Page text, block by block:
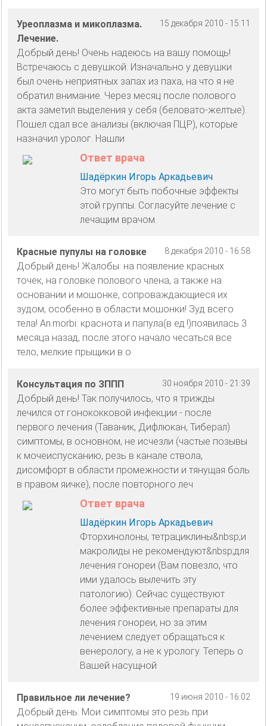
15 декабря 2010 - 15:11
Уреоплазма и микоплазма.
Лечение.
Добрый день! Очень надеюсь на вашу помощь!
Встречаюсь с девушкой. Изначально у девушки
был очень неприятных запах из паха, на что я не
обратил внимание. Через месяц после полового
акта заметил выделения у себя (беловато-желтые).
Пошел сдал все анализы (включая ПЦР), которые
назначил уролог. Нашли
Ответ врача
Шадёркин Игорь Аркадьевич
Это могут быть побочные эффекты
этой группы. Согласуйте лечение с
лечащим врачом.
8 декабря 2010 - 16:58
Красные пупулы на головке
Добрый день! Жалобы: на появление красных
точек, на головке полового члена, а также на
основании и мошонке, сопроваждающиеся их
зудом, особенно в области мошонки! Зуд всего
тела! Аn.morbi: краснота и папула(в ед.!)появилась 3
месяца назад, после этого начало чесаться все
тело, мелкие прыщики в о
30 ноября 2010 - 21:39
Консультация по ЗППП
Добрый день! Так получилось, что я трижды
лечился от гонококковой инфекции - после
первого лечения (Таваник, Дифлюкан, Тиберал)
симптомы, в основном, не исчезли (частые позывы
к мочеиспусканию, резь в канале ствола,
дисомфорт в области промежности и тянущая боль
в правом яичке), после повторного леч
Ответ врача
Шадёркин Игорь Аркадьевич
Фторхинолоны, тетрациклины&nbsp;и
макролиды не рекомендуют&nbsp;для
лечения гонореи (Вам повезло, что
ими удалось вылечить эту
патологию). Сейчас существуют
более эффективные препараты для
лечения гонореи, но за этим
лечением следует обращаться к
венерологу, а не к урологу. Теперь о
Вашей насущной
19 июня 2010 - 16:02
Правильное ли лечение?
Добрый день. Мои симптомы это резь при